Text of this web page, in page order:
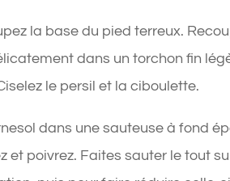
la base du pied terreux.
dans un torchon fin
le persil et la ciboulette.
dans une sauteuse à fond
et poivrez. Faites sauter le tout